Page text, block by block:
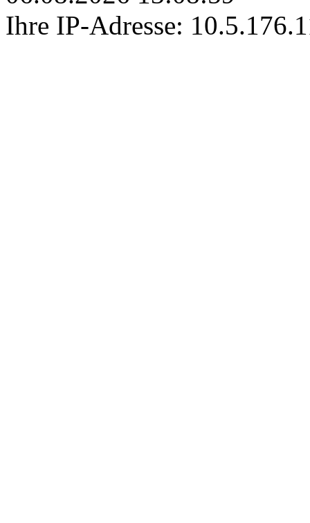
Ihre IP-Adresse: